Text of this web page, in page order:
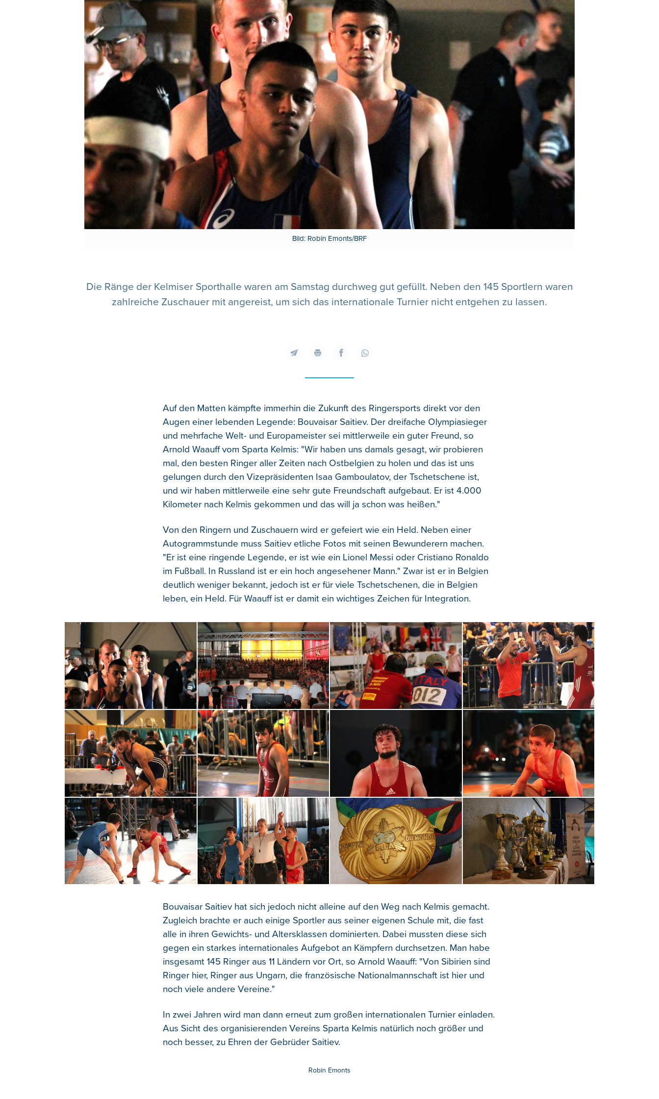
Bild: Robin Emonts/BRF
Die Ränge der Kelmiser Sporthalle waren am Samstag durchweg gut gefüllt. Neben den 145 Sportlern waren
zahlreiche Zuschauer mit angereist, um sich das internationale Turnier nicht entgehen zu lassen.
Auf den Matten kämpfte immerhin die Zukunft des Ringersports direkt vor den
Augen einer lebenden Legende: Bouvaisar Saitiev. Der dreifache Olympiasieger
und mehrfache Welt- und Europameister sei mittlerweile ein guter Freund, so
Arnold Waauff vom Sparta Kelmis: "Wir haben uns damals gesagt, wir probieren
mal, den besten Ringer aller Zeiten nach Ostbelgien zu holen und das ist uns
gelungen durch den Vizepräsidenten Isaa Gamboulatov, der Tschetschene ist,
und wir haben mittlerweile eine sehr gute Freundschaft aufgebaut. Er ist 4.000
Kilometer nach Kelmis gekommen und das will ja schon was heißen."
Von den Ringern und Zuschauern wird er gefeiert wie ein Held. Neben einer
Autogrammstunde muss Saitiev etliche Fotos mit seinen Bewunderern machen.
"Er ist eine ringende Legende, er ist wie ein Lionel Messi oder Cristiano Ronaldo
im Fußball. In Russland ist er ein hoch angesehener Mann." Zwar ist er in Belgien
deutlich weniger bekannt, jedoch ist er für viele Tschetschenen, die in Belgien
leben, ein Held. Für Waauff ist er damit ein wichtiges Zeichen für Integration.
Bouvaisar Saitiev hat sich jedoch nicht alleine auf den Weg nach Kelmis gemacht.
Zugleich brachte er auch einige Sportler aus seiner eigenen Schule mit, die fast
alle in ihren Gewichts- und Altersklassen dominierten. Dabei mussten diese sich
gegen ein starkes internationales Aufgebot an Kämpfern durchsetzen. Man habe
insgesamt 145 Ringer aus 11 Ländern vor Ort, so Arnold Waauff: "Von Sibirien sind
Ringer hier, Ringer aus Ungarn, die französische Nationalmannschaft ist hier und
noch viele andere Vereine."
In zwei Jahren wird man dann erneut zum großen internationalen Turnier einladen.
Aus Sicht des organisierenden Vereins Sparta Kelmis natürlich noch größer und
noch besser, zu Ehren der Gebrüder Saitiev.
Robin Emonts